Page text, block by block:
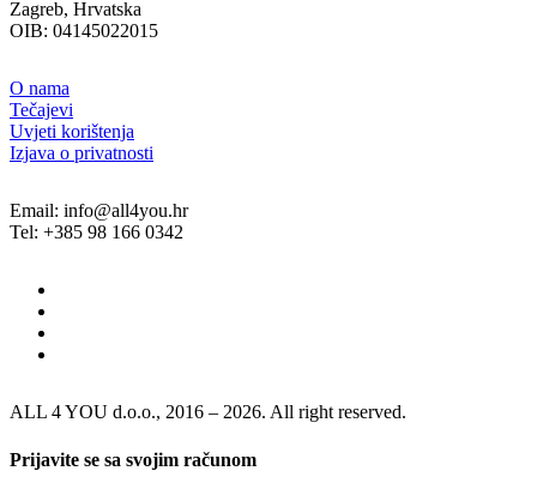
Zagreb, Hrvatska
OIB: 04145022015
O nama
Tečajevi
Uvjeti korištenja
Izjava o privatnosti
Email: info@all4you.hr
Tel: +385 98 166 0342
ALL 4 YOU d.o.o., 2016 – 2026. All right reserved.
Prijavite se sa svojim računom